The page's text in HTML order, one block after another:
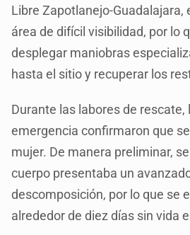
Libre Zapotlanejo-Guadalajara,
área de difícil visibilidad, por lo
desplegar maniobras
hasta el sitio y recuperar los
Durante las labores de rescate,
emergencia confirmaron que
mujer. De manera preliminar,
cuerpo presentaba un
descomposición, por lo que se
alrededor de diez días sin vida